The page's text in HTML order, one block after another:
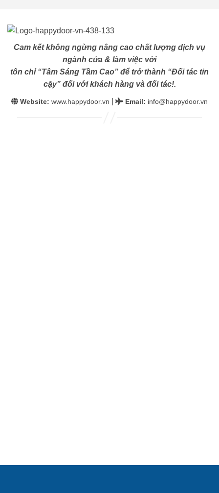
Cam kết không ngừng nâng cao chất lượng dịch vụ
ngành cửa & làm việc với
tôn chỉ “Tâm Sáng Tầm Cao” để trở thành “Đối tác tin
cậy” đối với khách hàng và đối tác!.
Website: www.happydoor.vn Email: info@happydoor.vn